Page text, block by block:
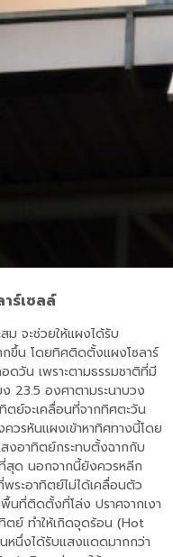
ร์เซลล์
ม จะช่วยให้แผงได้รับ
ขึ้น โดยทิศติดตั้งแผงโซลาร์
วัน เพราะตามธรรมชาติที่มี
23.5 องศาตามระนาบวง
ตย์จะเคลื่อนที่จากทิศตะวัน
วรหันแผงเข้าหาทิศทางนี้โดย
งอาทิตย์กระทบตั้งฉากกับ
ที่สุด นอกจากนี้ยังควรหลีก
ระอาทิตย์ไม่ได้เคลื่อนตัว
นที่ติดตั้งที่โล่ง ปราศจากเงา
ย์ ทำให้เกิดจุดร้อน (Hot
หนึ่งได้รับแสงแดดมากกว่า